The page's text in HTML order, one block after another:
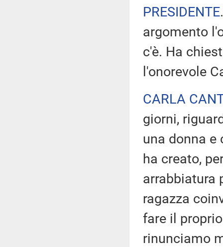
PRESIDENTE
argomento
c'è. Ha
l'onorevole
CARLA
giorni,
una donna e
ha creato,
arrabbiatura
ragazza
fare il
rinunciamo